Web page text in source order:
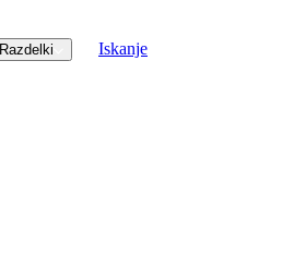
Razdelki Iskanje